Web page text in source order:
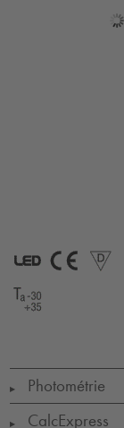
▶ Photométrie
▶ CalcExpress